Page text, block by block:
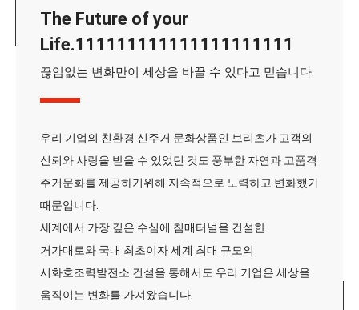
The Future of your
Life.111111111111111111111
끊임없는 변화만이 세상을 바꿀 수 있다고 믿습니다.
우리 기업의 친환경 신주거 문화상품인 브리츠가 고객의
신뢰와 사랑을 받을 수 있었던 것도 풍부한 자연과 고품격
주거문화를 제공하기위해 지속적으로 노력하고 변화했기
때문입니다.
세계에서 가장 깊은 수심에 침매터널을 건설한
거가대로와 국내 최초이자 세계 최대 규모의
시화호조력발전소 건설을 통해서도 우리 기업은 세상을
움직이는 변화를 가져왔습니다.